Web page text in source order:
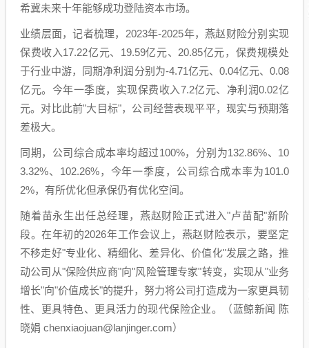
希冀未来十年能够成功登陆资本市场。
业绩层面，记者梳理，2023年-2025年，燕赵财险分别实现
保费收入17.22亿元、19.59亿元、20.85亿元，保费规模处
于行业中游，同期净利润分别为-4.71亿元、0.04亿元、0.08
亿元。今年一季度，实现保费收入7.2亿元、净利润0.02亿
元。对比此前"大目标"，公司经营表现平平，现实与预期落
差极大。
同期，公司综合成本率均超过100%，分别为132.86%、10
3.32%、102.26%，今年一季度，公司综合成本率为101.0
2%，有所优化但承保仍有优化空间。
随着苗永生出任总经理，燕赵财险正式进入"卢苗配"新阶
段。在年初的2026年工作会议上，燕赵财险表示，要坚定
不移走好"专业化、精细化、差异化、价值化"发展之路，推
动公司从"保险供应商"向"风险管理专家"转变，实现从"业务
增长"向"价值成长"的提升，努力将公司打造成为一家更具韧
性、更具特色、更具活力的现代保险企业。（蓝鲸新闻 陈
晓娟 chenxiaojuan@lanjinger.com）